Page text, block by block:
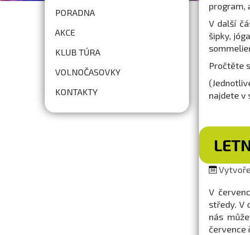
PORADNA
AKCE
KLUB TÚRA
VOLNOČASOVKY
KONTAKTY
program,
V další
šipky,
Pročtěte
najdete v
V
středy. V
nás
července